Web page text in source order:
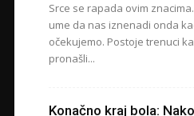
Srce se rapada ovim
ume da nas iznenadi onda
očekujemo. Postoje trenuci
pronašli...
Konačno kraj bola: